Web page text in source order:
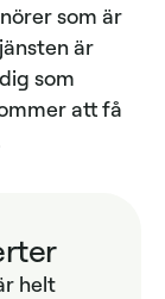
som är
är
som
att få
helt